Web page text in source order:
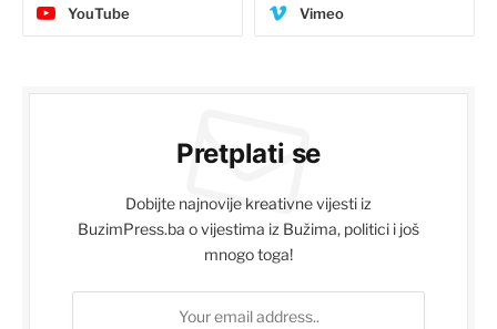
YouTube Vimeo
Pretplati se
Dobijte najnovije kreativne vijesti iz
BuzimPress.ba o vijestima iz Bužima, politici i još
mnogo toga!